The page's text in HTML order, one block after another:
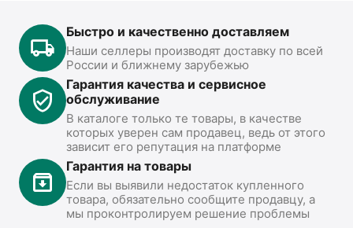
Быстро и качественно доставляем
Наши селлеры производят доставку по всей
России и ближнему зарубежью
Гарантия качества и сервисное
обслуживание
В каталоге только те товары, в качестве
которых уверен сам продавец, ведь от этого
зависит его репутация на платформе
Гарантия на товары
Если вы выявили недостаток купленного
товара, обязательно сообщите продавцу, а
мы проконтролируем решение проблемы